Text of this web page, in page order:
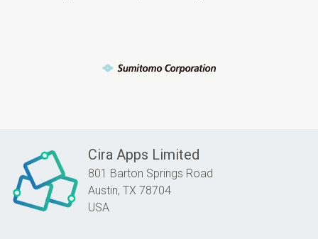
Cira Apps Limited
801 Barton Springs Road
Austin, TX 78704
USA